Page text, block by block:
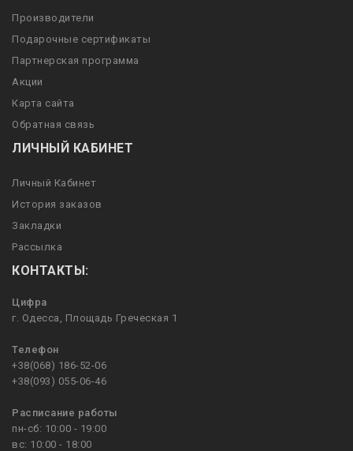
Производители
Подарочные сертификаты
Партнерская программа
Акции
Карта сайта
Обратная связь
ЛИЧНЫЙ КАБИНЕТ
Личный Кабинет
История заказов
Закладки
Рассылка
КОНТАКТЫ:
Цифра
г. Одесса, Площадь Греческая 1
Телефон
+38(068) 186-52-06
+38(093) 055-06-46
Расписание работы
пн-сб: 10:00 - 19:00
вс: 10:00 - 18:00